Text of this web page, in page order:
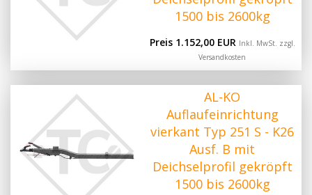
1500 bis 2600kg
Preis 1.152,00 EUR Inkl. MwSt. zzgl.
Versandkosten
AL-KO
Auflaufeinrichtung
vierkant Typ 251 S - K26
Ausf. B mit
Deichselprofil gekröpft
1500 bis 2600kg